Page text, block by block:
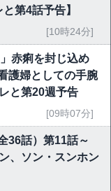
第4話予告】
[10時24分]
赤痢を封じ込め
護婦としての手腕
と第20週予告
[09時07分]
36話）第11話～
、ソン・スンホン